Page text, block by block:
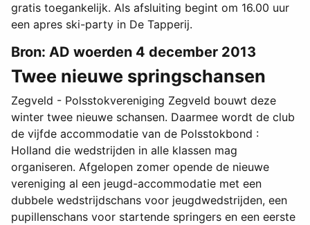
gratis toegankelijk. Als afsluiting begint om 16.00 uur
een apres ski-party in De Tapperij.
Bron: AD woerden 4 december 2013
Twee nieuwe springschansen
Zegveld - Polsstokvereniging Zegveld bouwt deze
winter twee nieuwe schansen. Daarmee wordt de club
de vijfde accommodatie van de Polsstokbond :
Holland die wedstrijden in alle klassen mag
organiseren. Afgelopen zomer opende de nieuwe
vereniging al een jeugd-accommodatie met een
dubbele wedstrijdschans voor jeugdwedstrijden, een
pupillenschans voor startende springers en een eerste